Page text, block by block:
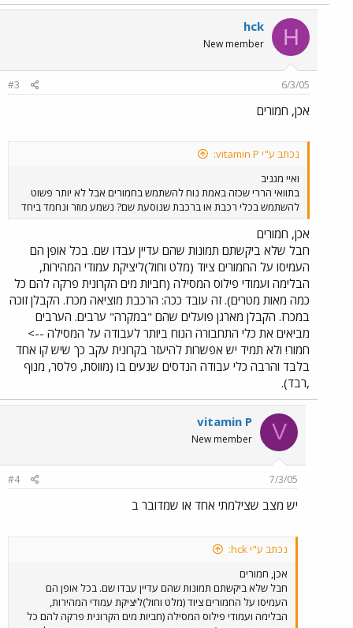
H
hck
New member
6/3/05
#3
אכן, חמורים
נכתב ע"י vitamin P:
ואיי מגניב
בתוואי הררי שכזה באמת נוח להשתמש בחמורים אבל לא יותר פשוט
להשתמש בכלי רכבת או ברכבת שנוסעת שם? נשמע מוזר ונחמד ביחד
אכן, חמורים
חבל שלא ביקשתם תמונות שהם עדיין עבדו שם. בכל אופן הם
העמיסו על החמורים ציוד (מלט וחול)ליציקת עמודי המהירות,
הבלימה ועמודי פילוס המסילה (חביות מים הקרונית פרקה להם כל
כמה מאות מטרים). זה עובד ככה: הרכבת מוציאה מכרז. הקבלן זוכה
במכרז. הקבלן מארגן פועלים שהם "במקרה" ערבים. הערבים
מביאים את כלי התחבורה הנוח ביותר לעבודה על המסילה -->
חמור! ולא תמיד יש אפשרות להיעזר בקרונית עקב כך שיש קו אחד
בלבד והרבה כלי עבודה הנדסים שנעים בו (מווסת, פלסר, מנוף
,רבד).
V
vitamin P
New member
7/3/05
#4
יש מצב שצילמתי אחד או שמדובר ב
נכתב ע"י hck:
אכן, חמורים
חבל שלא ביקשתם תמונות שהם עדיין עבדו שם. בכל אופן הם
העמיסו על החמורים ציוד (מלט וחול)ליציקת עמודי המהירות,
הבלימה ועמודי פילוס המסילה (חביות מים הקרונית פרקה להם כל